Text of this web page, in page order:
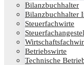
Bilanz­buch­hal­ter
Bilanz­buch­hal­ter
Steu­er­fach­wir­te
Betriebs­wir­te
Tech­ni­sche